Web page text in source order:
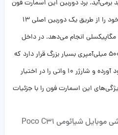
با نسخه 10 اندروید برمی‌آید. برد دوربین این اسمارت فون
نیز دوربین سه‌گانه‌ای دارد که کار خود را از طریق یک دوربین اصلی 13
مگاپیکسلی و یک دوربین سلفی 5 مگاپیکسلی انجام می‌دهد. در داخل
گوشی شیائومی C31 یک باتری 5000 میلی‌آمپری بسیار بزرگ قرار دارد که
پشتیبانی کافی را برای شما به وجود آورده و شارژر 10 واتی را در اختیار
این اسمارت فون را با جزئیات
هر آنچه باید پیش از خرید گوشی موبایل شیائومی Poco C31